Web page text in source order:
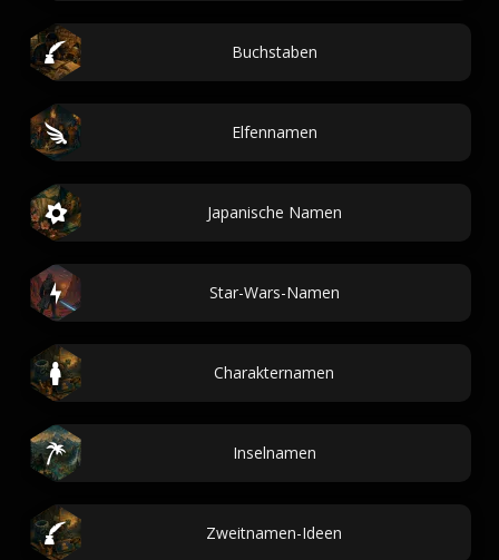
Buchstaben
Elfennamen
Japanische Namen
Star-Wars-Namen
Charakternamen
Inselnamen
Zweitnamen-Ideen